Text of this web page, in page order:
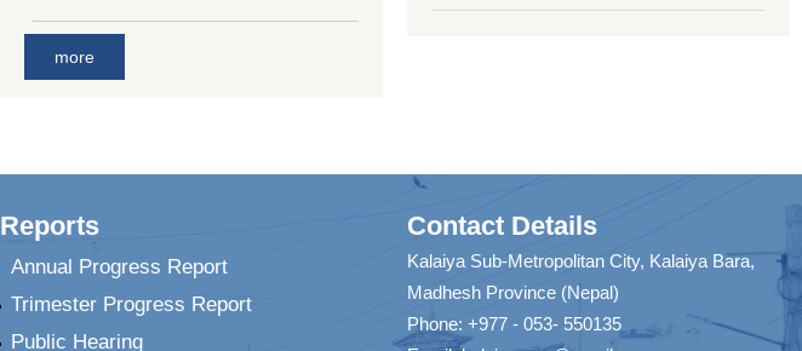
more
Reports
Annual Progress Report
Trimester Progress Report
Public Hearing
Contact Details
Kalaiya Sub-Metropolitan City, Kalaiya Bara,
Madhesh Province (Nepal)
Phone: +977 - 053- 550135